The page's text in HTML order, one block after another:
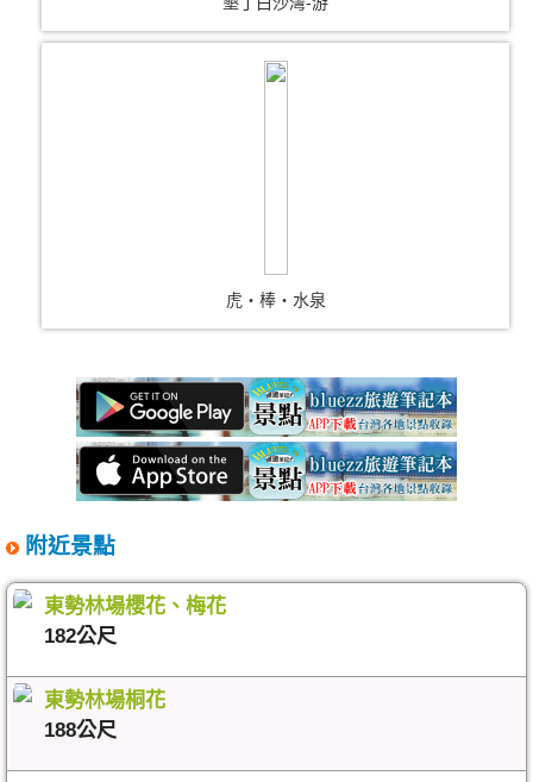
虎‧棒‧水泉
附近景點
東勢林場櫻花、梅花
182公尺
東勢林場桐花
188公尺